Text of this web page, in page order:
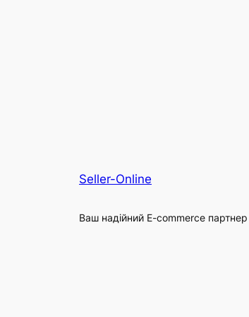
Seller-Online
Ваш надійний E-commerce партнер